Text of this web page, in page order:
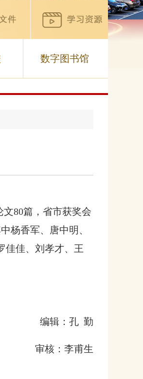
数字图书馆
80篇，省市获奖会
杨香军、唐中明、
佳佳、刘孝才、王
编辑：孔 勤
审核：李甫生